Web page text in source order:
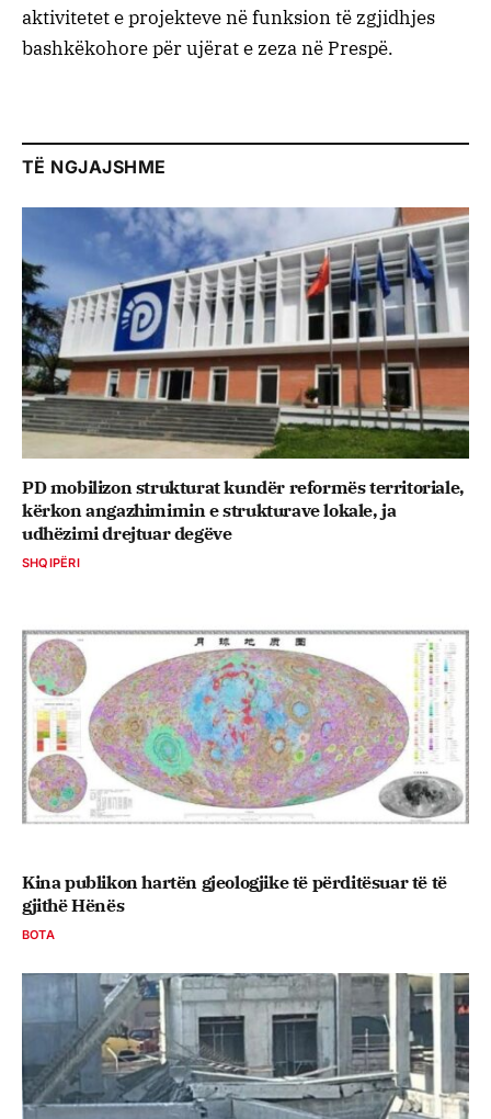
aktivitetet e projekteve në funksion të zgjidhjes
bashkëkohore për ujërat e zeza në Prespë.
TË NGJAJSHME
PD mobilizon strukturat kundër reformës territoriale,
kërkon angazhimimin e strukturave lokale, ja
udhëzimi drejtuar degëve
SHQIPËRI
Kina publikon hartën gjeologjike të përditësuar të të
gjithë Hënës
BOTA